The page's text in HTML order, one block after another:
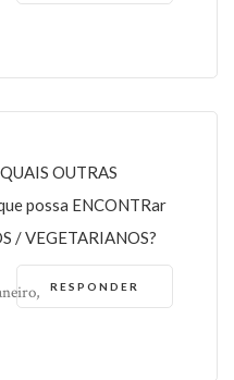
OUTRAS
possa ENCONTRar
/ VEGETARIANOS?
RESPONDER